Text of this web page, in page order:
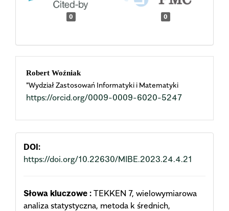
0 0
Main
Article
Content
Robert Woźniak
"Wydział Zastosowań Informatyki i Matematyki
https://orcid.org/0009-0009-6020-5247
DOI:
https://doi.org/10.22630/MIBE.2023.24.4.21
Słowa kluczowe : TEKKEN 7, wielowymiarowa
analiza statystyczna, metoda k średnich,